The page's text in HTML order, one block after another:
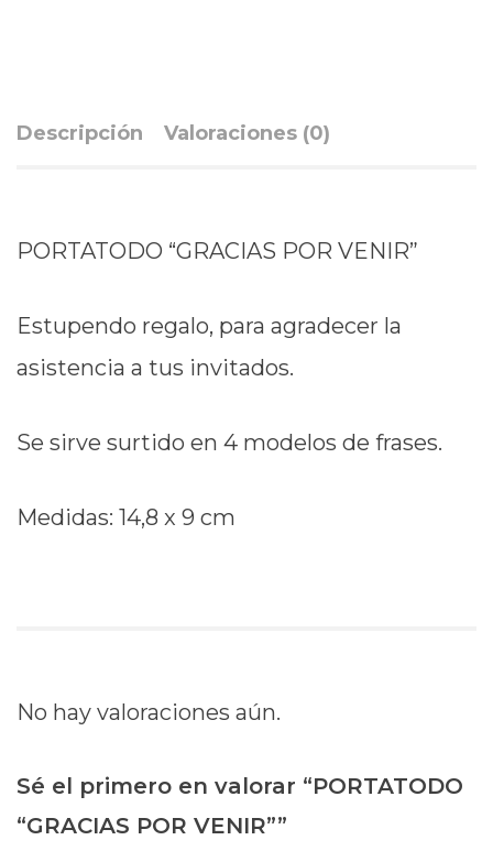
Descripción Valoraciones (0)
PORTATODO “GRACIAS POR VENIR”
Estupendo regalo, para agradecer la
asistencia a tus invitados.
Se sirve surtido en 4 modelos de frases.
Medidas: 14,8 x 9 cm
No hay valoraciones aún.
Sé el primero en valorar “PORTATODO
“GRACIAS POR VENIR””